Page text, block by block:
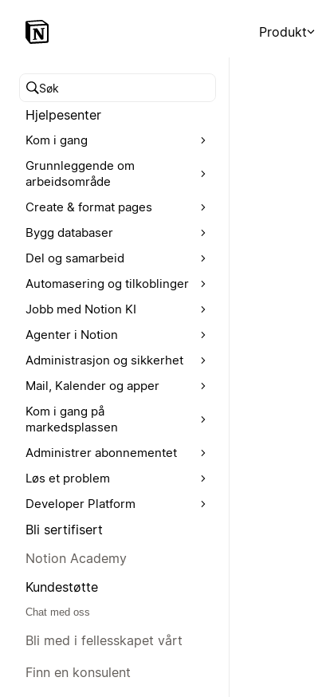
Produkt
Søk i hjelpesenteret
Hjelpesenter
Kom i gang
Grunnleggende om
arbeidsområde
Create & format pages
Bygg databaser
Del og samarbeid
Automasering og tilkoblinger
Jobb med Notion KI
Agenter i Notion
Administrasjon og sikkerhet
Mail, Kalender og apper
Kom i gang på
markedsplassen
Administrer abonnementet
Løs et problem
Developer Platform
Bli sertifisert
Notion Academy
Kundestøtte
Chat med oss
Bli med i fellesskapet vårt
Finn en konsulent